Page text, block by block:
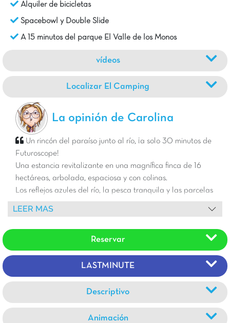
Alquiler de bicicletas
Spacebowl y Double Slide
A 15 minutos del parque El Valle de los Monos
vídeos
Localizar El Camping
La opinión de Carolina
Un rincón del paraíso junto al río, ¡a solo 30 minutos de
Futuroscope!
Una estancia revitalizante en una magnífica finca de 16
hectáreas, arbolada, espaciosa y con colinas.
Los reflejos azules del río, la pesca tranquila y las parcelas
en plena naturaleza hacen de este lugar un sitio mágico.
Entre Futuroscope, el Valle de los Monos y el
Marais Poitevin, ¡la región de Vienne está llena de
Los alrededores ofrecen muchas actividades al aire libre:
piragüismo, paseos en barca, pesca, senderismo… Sin
arquitectónico se revela a lo largo de una ruta de
LEER MAS
Reservar
LASTMINUTE
Descriptivo
Animación